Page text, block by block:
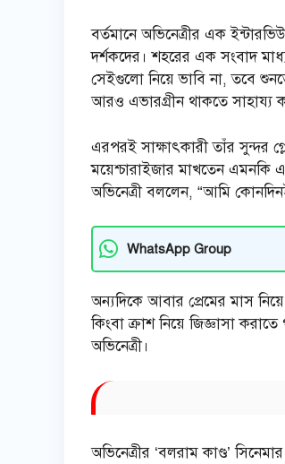
বর্তমানে অভিনেত্রীর এক
দর্শকদের। শহরের এক সংবাদ
সেইগুলো নিয়ে ভাবি না, তবে
আরও এভারগ্রীন থাকতে সাহায্য
এরপরই সাক্ষাৎকারী তাঁর সুন্দর
ময়েশ্চারাইজার মাখতেন
অভিনেত্রী বললেন, “আমি
WhatsApp Group
অন্যদিকে আবার প্রেমের মাস
কিংবা ক্রাশ নিয়ে জিজ্ঞাসা
অভিনেত্রী।
অভিনেত্রীর ‘বলরাম কাণ্ড’